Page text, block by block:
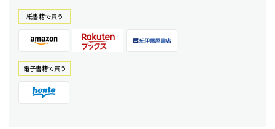
紙書籍で買う
電⼦書籍で買う